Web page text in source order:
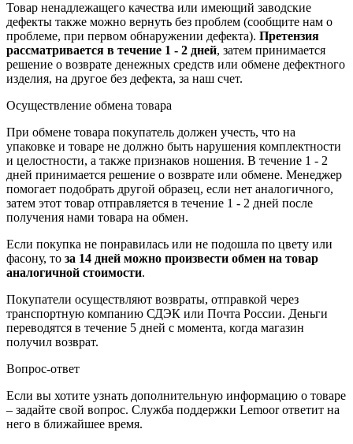
Товар ненадлежащего качества или имеющий заводские
дефекты также можно вернуть без проблем (сообщите нам о
проблеме, при первом обнаружении дефекта). Претензия
рассматривается в течение 1 - 2 дней, затем принимается
решение о возврате денежных средств или обмене дефектного
изделия, на другое без дефекта, за наш счет.
Осуществление обмена товара
При обмене товара покупатель должен учесть, что на
упаковке и товаре не должно быть нарушения комплектности
и целостности, а также признаков ношения. В течение 1 - 2
дней принимается решение о возврате или обмене. Менеджер
помогает подобрать другой образец, если нет аналогичного,
затем этот товар отправляется в течение 1 - 2 дней после
получения нами товара на обмен.
Если покупка не понравилась или не подошла по цвету или
фасону, то за 14 дней можно произвести обмен на товар
аналогичной стоимости.
Покупатели осуществляют возвраты, отправкой через
транспортную компанию СДЭК или Почта России. Деньги
переводятся в течение 5 дней с момента, когда магазин
получил возврат.
Вопрос-ответ
Если вы хотите узнать дополнительную информацию о товаре
– задайте свой вопрос. Служба поддержки Lemoor ответит на
него в ближайшее время.